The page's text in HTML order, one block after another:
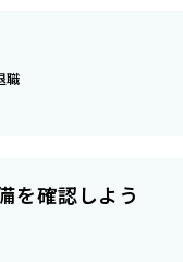
職
を確認しよう